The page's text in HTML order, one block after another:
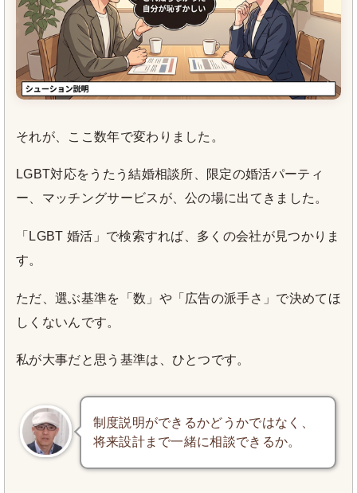
それが、ここ数年で変わりました。
LGBT対応をうたう結婚相談所、限定の婚活パーティ
ー、マッチングサービスが、公の場に出てきました。
「LGBT 婚活」で検索すれば、多くの会社が見つかりま
す。
ただ、選ぶ基準を「数」や「広告の派手さ」で決めてほ
しくないんです。
私が大事だと思う基準は、ひとつです。
制度説明ができるかどうかではなく、
将来設計まで一緒に相談できるか。